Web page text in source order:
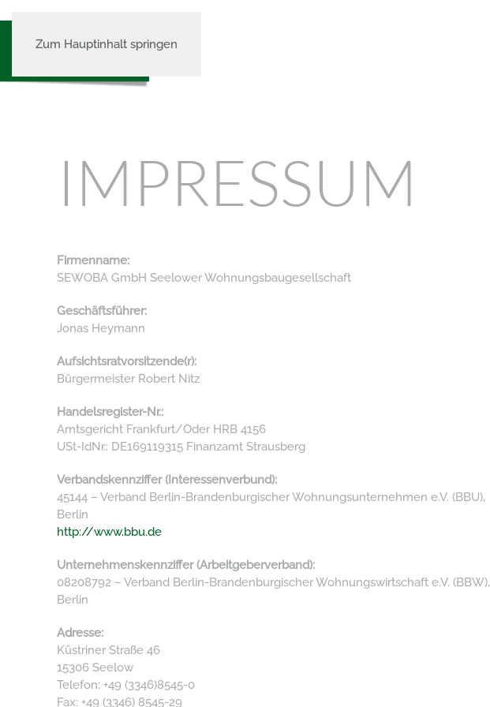
Zum Hauptinhalt springen
IMPRESSUM
Firmenname:
SEWOBA GmbH Seelower Wohnungsbaugesellschaft
Geschäftsführer:
Jonas Heymann
Aufsichtsratvorsitzende(r):
Bürgermeister Robert Nitz
Handelsregister-Nr.:
Amtsgericht Frankfurt/Oder HRB 4156
USt-IdNr.: DE169119315 Finanzamt Strausberg
Verbandskennziffer (Interessenverbund):
45144 – Verband Berlin-Brandenburgischer Wohnungsunternehmen e.V. (BBU),
Berlin
http://www.bbu.de
Unternehmenskennziffer (Arbeitgeberverband):
08208792 – Verband Berlin-Brandenburgischer Wohnungswirtschaft e.V. (BBW),
Berlin
Adresse:
Küstriner Straße 46
15306 Seelow
Telefon: +49 (3346)8545-0
Fax: +49 (3346) 8545-29